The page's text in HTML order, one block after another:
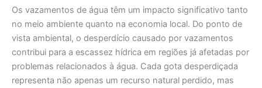
Os vazamentos de água têm um impacto significativo tanto
no meio ambiente quanto na economia local. Do ponto de
vista ambiental, o desperdício causado por vazamentos
contribui para a escassez hídrica em regiões já afetadas por
problemas relacionados à água. Cada gota desperdiçada
representa não apenas um recurso natural perdido, mas